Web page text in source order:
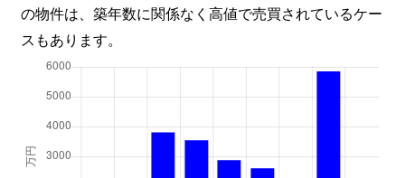
の物件は、築年数に関係なく高値で売買されているケー
スもあります。